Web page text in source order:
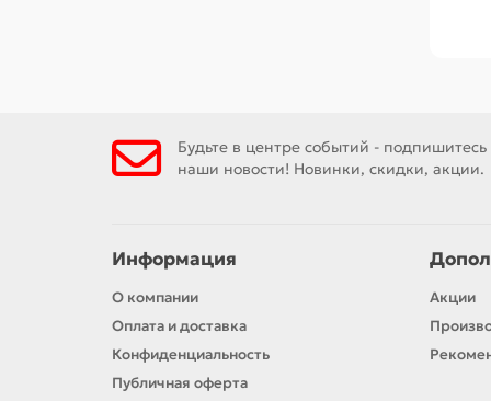
Будьте в центре событий - подпишитесь
наши новости! Новинки, скидки, акции.
Информация
О компании
Оплата и доставка
Конфиденциальность
Публичная оферта
Акции